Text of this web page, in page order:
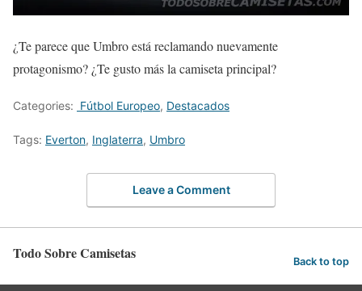
¿Te parece que Umbro está reclamando nuevamente
protagonismo? ¿Te gusto más la camiseta principal?
Categories: Fútbol Europeo, Destacados
Tags: Everton, Inglaterra, Umbro
Leave a Comment
Todo Sobre Camisetas Back to top